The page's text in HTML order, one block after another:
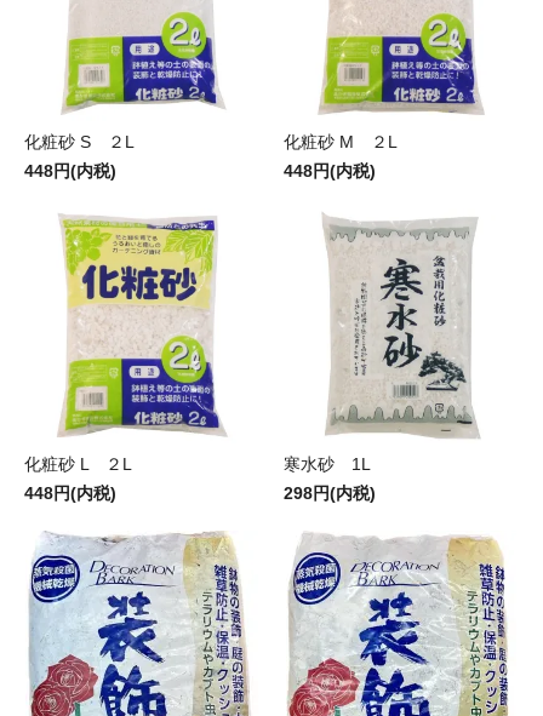
化粧砂 S ２L
448円(内税)
化粧砂 M ２L
448円(内税)
化粧砂 L ２L
448円(内税)
寒水砂 1L
298円(内税)